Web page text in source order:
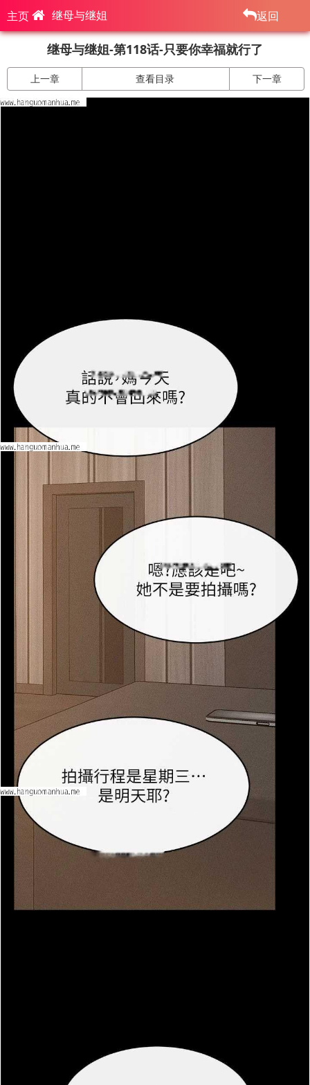
主页 继母与继姐 返回
继母与继姐-第118话-只要你幸福就行了
上一章 查看目录 下一章